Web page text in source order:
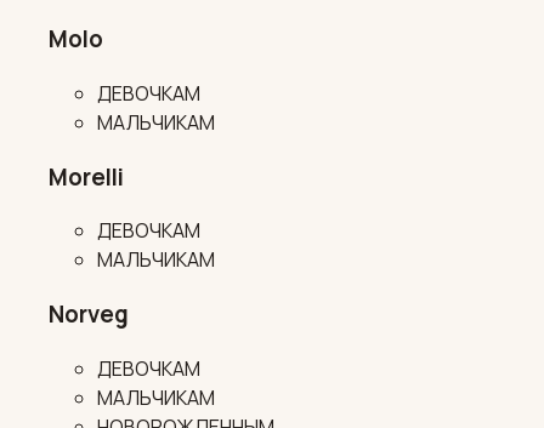
Molo
ДЕВОЧКАМ
МАЛЬЧИКАМ
Morelli
ДЕВОЧКАМ
МАЛЬЧИКАМ
Norveg
ДЕВОЧКАМ
МАЛЬЧИКАМ